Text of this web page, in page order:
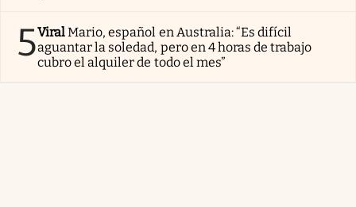
5ViralMario, español en Australia: “Es difícil
aguantar la soledad, pero en 4 horas de trabajo
cubro el alquiler de todo el mes”